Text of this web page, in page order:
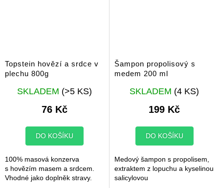
Topstein hovězí a srdce v
plechu 800g
Průměrné
hodnocení
produktu
je
z
SKLADEM (>5 KS)
76 Kč
DO KOŠÍKU
100% masová konzerva
s hovězím masem a srdcem.
Vhodné jako doplněk stravy.
Šampon propolisový s
medem 200 ml
Průměrné
hodnocení
produktu
je
z
SKLADEM (4 KS)
199 Kč
DO KOŠÍKU
Medový šampon s propolisem,
extraktem z lopuchu a kyselinou
salicylovou